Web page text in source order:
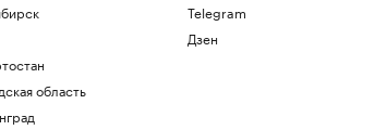
область
Telegram
Дзен